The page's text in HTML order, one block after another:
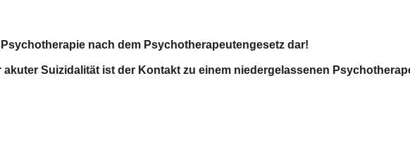
nach dem Psychotherapeutengesetz dar!
Suizidalität ist der Kontakt zu einem niedergelassenen